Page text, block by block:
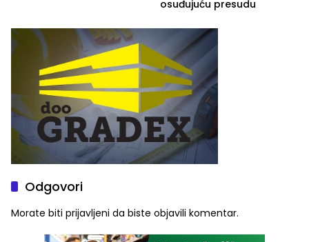
osuđujuću presudu
Odgovori
Morate biti prijavljeni da biste objavili komentar.